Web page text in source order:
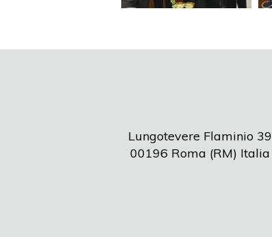
Lungotevere Flaminio 39
00196 Roma (RM) Italia